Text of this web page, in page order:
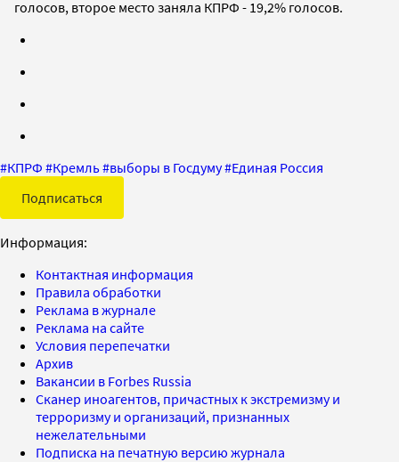
голосов, второе место заняла КПРФ - 19,2% голосов.
#КПРФ #Кремль#выборы в Госдуму#Единая Россия
Подписаться
Информация:
Контактная информация
Правила обработки
Реклама в журнале
Реклама на сайте
Условия перепечатки
Архив
Вакансии в Forbes Russia
Сканер иноагентов, причастных к экстремизму и
терроризму и организаций, признанных
нежелательными
Подписка на печатную версию журнала